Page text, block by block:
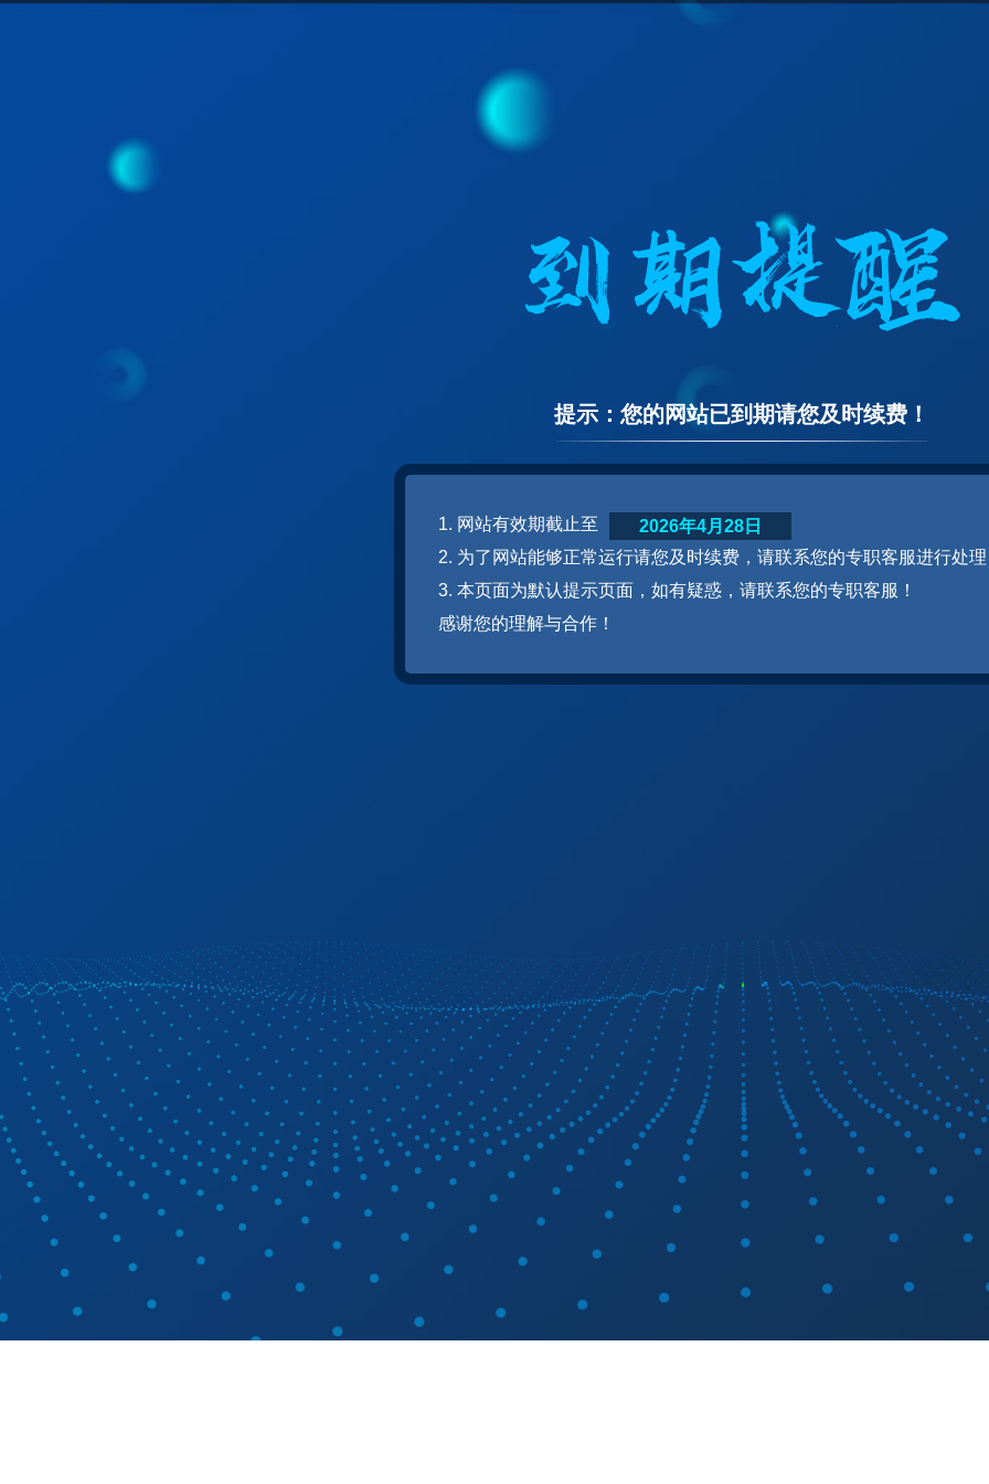
提示：您的网站已到期请您及时续费！
1. 网站有效期截止至
2. 为了网站能够正常运行请您及时续费，请联系您的专职客服进行处
3. 本页面为默认提示页面，如有疑惑，请联系您的专职客服！
感谢您的理解与合作！
2026年4月28日